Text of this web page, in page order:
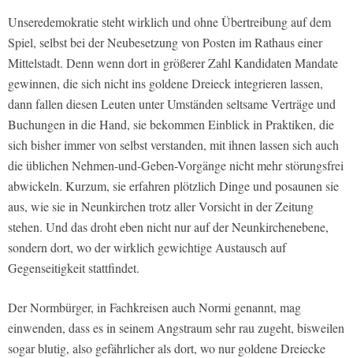
Unseredemokratie steht wirklich und ohne Übertreibung auf dem
Spiel, selbst bei der Neubesetzung von Posten im Rathaus einer
Mittelstadt. Denn wenn dort in größerer Zahl Kandidaten Mandate
gewinnen, die sich nicht ins goldene Dreieck integrieren lassen,
dann fallen diesen Leuten unter Umständen seltsame Verträge und
Buchungen in die Hand, sie bekommen Einblick in Praktiken, die
sich bisher immer von selbst verstanden, mit ihnen lassen sich auch
die üblichen Nehmen-und-Geben-Vorgänge nicht mehr störungsfrei
abwickeln. Kurzum, sie erfahren plötzlich Dinge und posaunen sie
aus, wie sie in Neunkirchen trotz aller Vorsicht in der Zeitung
stehen. Und das droht eben nicht nur auf der Neunkirchenebene,
sondern dort, wo der wirklich gewichtige Austausch auf
Gegenseitigkeit stattfindet.
Der Normbürger, in Fachkreisen auch Normi genannt, mag
einwenden, dass es in seinem Angstraum sehr rau zugeht, bisweilen
sogar blutig, also gefährlicher als dort, wo nur goldene Dreiecke